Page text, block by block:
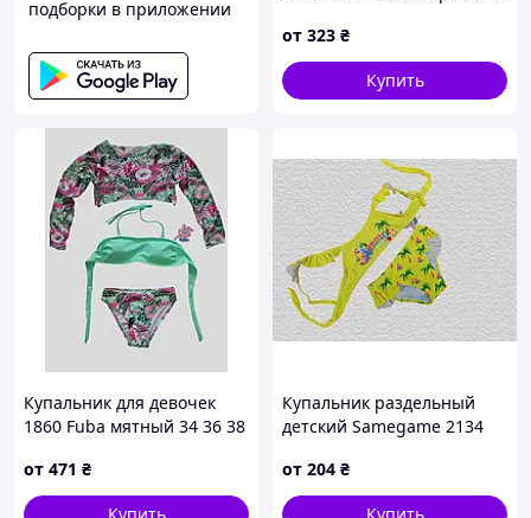
подборки в приложении
от 323 ₴
Купить
Купальник для девочек
1860 Fuba мятный 34 36 38
от 471 ₴
Купальник раздельный
детский Samegame 2134
36 УКР размеры
от 204 ₴